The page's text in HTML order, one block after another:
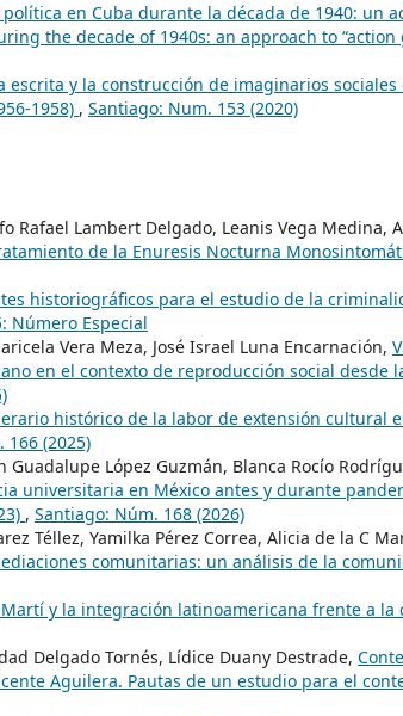
en Cuba durante la década de 1940: un
the decade of 1940s: an approach to “action
escrita y la construcción de imaginarios
1958) , Santiago: Num. 153 (2020)
Rafael Lambert Delgado, Leanis Vega Medina,
de la Enuresis Nocturna
historiográficos para el estudio de la
Número Especial
Vera Meza, José Israel Luna Encarnación,
en el contexto de reproducción social desde
histórico de la labor de extensión cultural
166 (2025)
Guadalupe López Guzmán, Blanca Rocío
universitaria en México antes y durante
, Santiago: Núm. 168 (2026)
Téllez, Yamilka Pérez Correa, Alicia de la C
comunitarias: un análisis de la
Martí y la integración latinoamericana frente a la
Delgado Tornés, Lídice Duany Destrade,
Aguilera. Pautas de un estudio para el